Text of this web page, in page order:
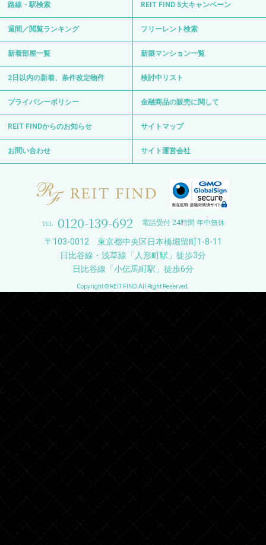
路線・駅検索 REIT FIND 5大キャンペーン
週間／閲覧ランキング フリーレント検索
新着部屋一覧 新築マンション一覧
2日以内の新着、条件改定物件 検討中リスト
プライバシーポリシー 金融商品の販売に関して
REIT FINDからのお知らせ サイトマップ
お問い合わせ サイト運営会社
0120-139-692 電話受付 24時間 年中無休
〒103-0012 東京都中央区日本橋堀留町1-8-11
日比谷線・浅草線「人形町駅」徒歩3分
日比谷線「小伝馬町駅」徒歩6分
Copyright © REIT FIND All Right Reserved.